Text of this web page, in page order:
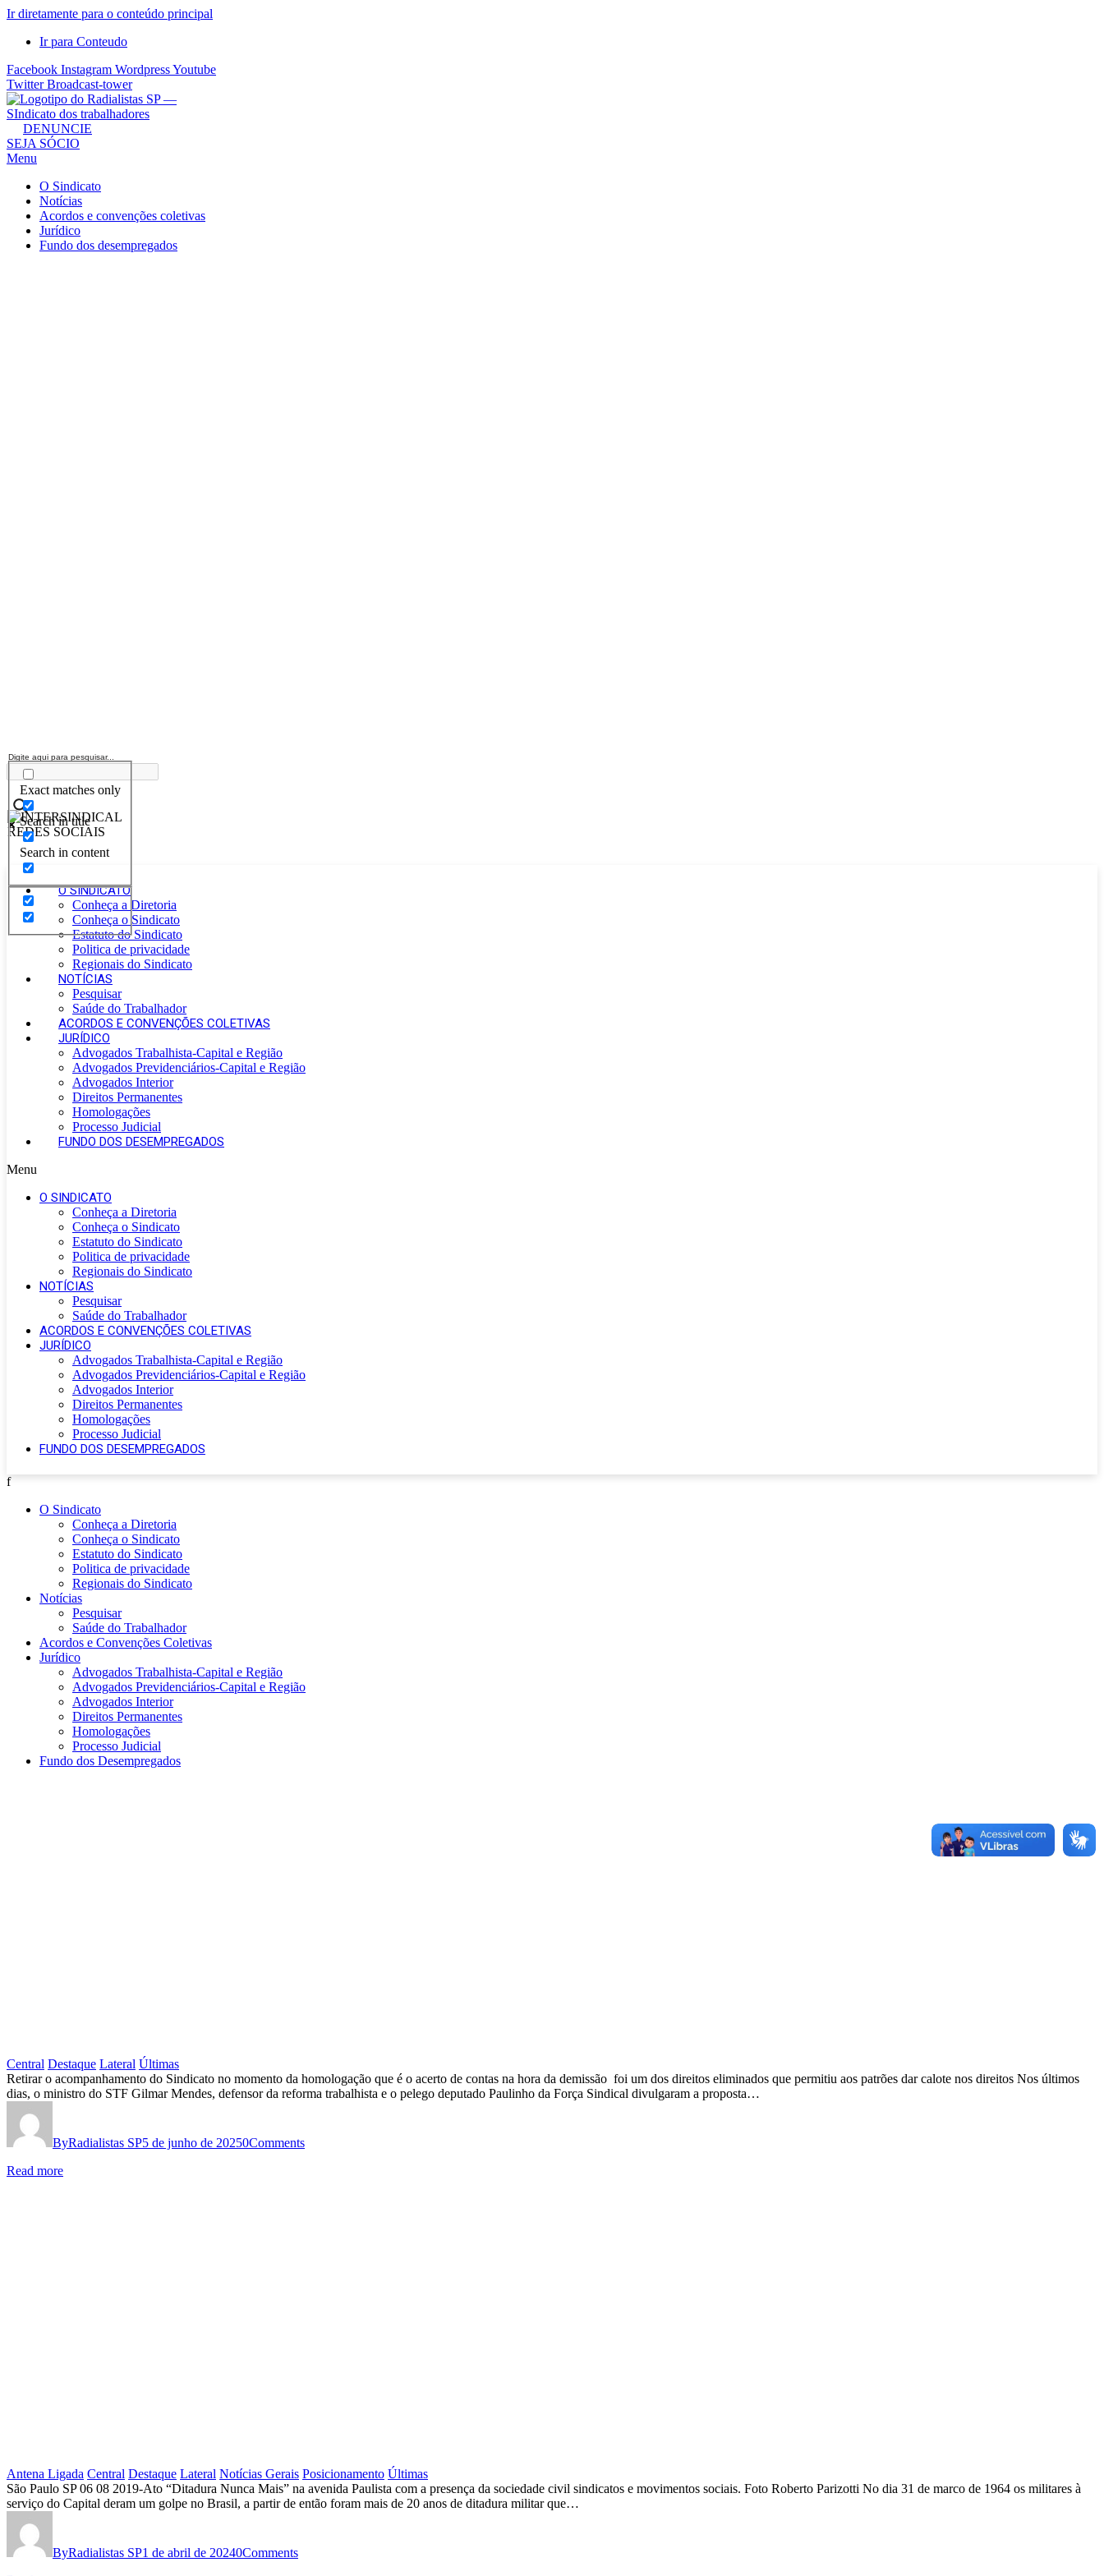
Ir diretamente para o conteúdo principal
Ir para Conteudo
Facebook Instagram WordpressYoutube
Twitter Broadcast-tower
Sindicato
dos
Radialistas
São
Paulo
Sindicato
DENUNCIE
SEJA SÓCIO
Menu
O Sindicato
Notícias
Acordos e convenções coletivas
Jurídico
Fundo dos desempregados
Exact matches only
Search in title
Search in content
O SINDICATO
Conheça a Diretoria
Conheça o Sindicato
Estatuto do Sindicato
Politica de privacidade
Regionais do Sindicato
NOTÍCIAS
Pesquisar
Saúde do Trabalhador
ACORDOS E CONVENÇÕES COLETIVAS
JURÍDICO
Advogados Trabalhista-Capital e Região
Advogados Previdenciários-Capital e Região
Advogados Interior
Direitos Permanentes
Homologações
Processo Judicial
FUNDO DOS DESEMPREGADOS
Menu
O SINDICATO
Conheça a Diretoria
Conheça o Sindicato
Estatuto do Sindicato
Politica de privacidade
Regionais do Sindicato
NOTÍCIAS
Pesquisar
Saúde do Trabalhador
ACORDOS E CONVENÇÕES COLETIVAS
JURÍDICO
Advogados Trabalhista-Capital e Região
Advogados Previdenciários-Capital e Região
Advogados Interior
Direitos Permanentes
Homologações
Processo Judicial
FUNDO DOS DESEMPREGADOS
f
O Sindicato
Conheça a Diretoria
Conheça o Sindicato
Estatuto do Sindicato
Politica de privacidade
Regionais do Sindicato
Notícias
Pesquisar
Saúde do Trabalhador
Acordos e Convenções Coletivas
Jurídico
Advogados Trabalhista-Capital e Região
Advogados Previdenciários-Capital e Região
Advogados Interior
Direitos Permanentes
Homologações
Processo Judicial
Fundo dos Desempregados
Central Destaque Lateral Últimas
A
REFORMA
TRABALHISTA
SÓ
ATACOU
Retirar o acompanhamento do Sindicato no momento da homologação que é o acerto de contas na hora da demissão foi um dos direitos eliminados que permitiu aos patrões dar calote nos direitos Nos últimos
dias, o ministro do STF Gilmar Mendes, defensor da reforma trabalhista e o pelego deputado Paulinho da Força Sindical divulgaram a proposta…
ByRadialistas SP5 de junho de 20250Comments
Read more
Antena Ligada Central Destaque Lateral Notícias Gerais Posicionamento Últimas
60
ANOS
DO
GOLPE
São Paulo SP 06 08 2019-Ato “Ditadura Nunca Mais” na avenida Paulista com a presença da sociedade civil sindicatos e movimentos sociais. Foto Roberto Parizotti No dia 31 de marco de 1964 os militares à
serviço do Capital deram um golpe no Brasil, a partir de então foram mais de 20 anos de ditadura militar que…
ByRadialistas SP1 de abril de 20240Comments